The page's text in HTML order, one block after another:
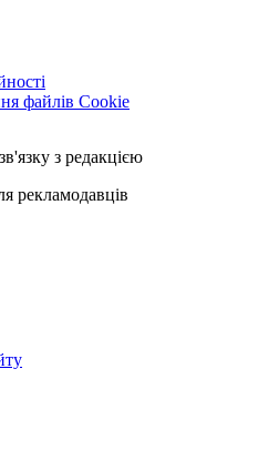
файлів Cookie
з редакцією
рекламодавців